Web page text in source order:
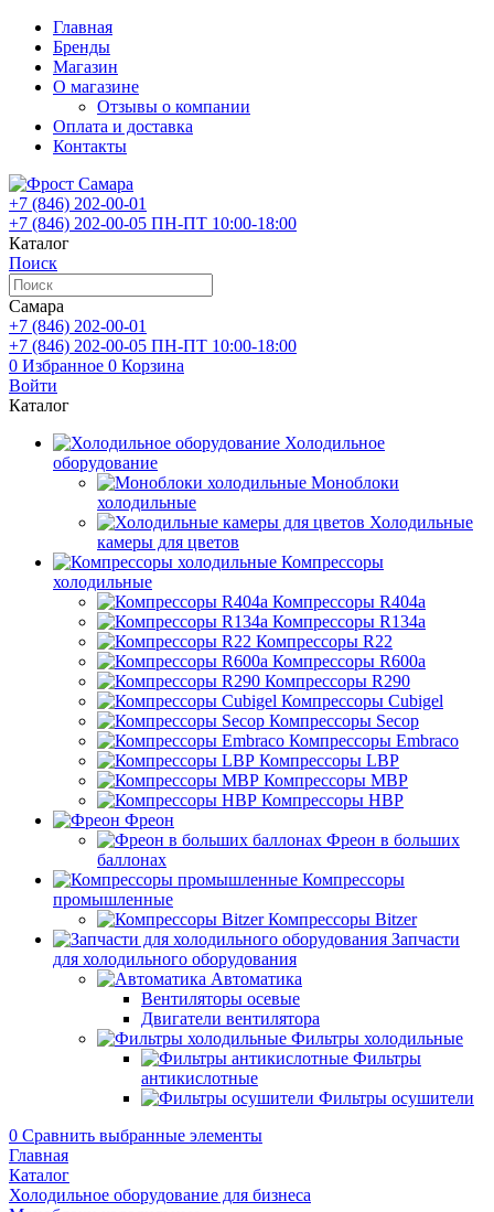
Главная
Бренды
Магазин
О магазине
Отзывы о компании
Оплата и доставка
Контакты
+7 (846) 202-00-01
+7 (846) 202-00-05 ПН-ПТ 10:00-18:00
Каталог
Поиск
Самара
+7 (846) 202-00-01
+7 (846) 202-00-05 ПН-ПТ 10:00-18:00
0 Избранное 0 Корзина
Войти
Каталог
Холодильное
оборудование
Моноблоки
холодильные
Холодильные
камеры для цветов
Компрессоры
холодильные
Компрессоры R404a
Компрессоры R134a
Компрессоры R22
Компрессоры R600a
Компрессоры R290
Компрессоры Cubigel
Компрессоры Secop
Компрессоры Embraco
Компрессоры LBP
Компрессоры MBP
Компрессоры HBP
Фреон
Фреон в больших
баллонах
Компрессоры
промышленные
Компрессоры Bitzer
Запчасти
для холодильного оборудования
Автоматика
Вентиляторы осевые
Двигатели вентилятора
Фильтры холодильные
Фильтры
антикислотные
Фильтры осушители
0 Сравнить выбранные элементы
Главная
Каталог
Холодильное оборудование для бизнеса